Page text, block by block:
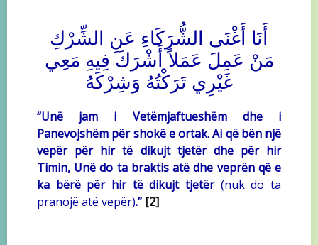
أَنَا أَغْنَى الشُّرَكَاءِ عَنِ الشِّرْكِ
مَنْ عَمِلَ عَمَلاً أَشْرَكَ فِيهِ مَعِي
غَيْرِي تَرَكْتُهُ وَشِرْكَهُ
“Unë jam i Vetëmjaftueshëm dhe i
Panevojshëm për shokë e ortak. Ai që bën një
vepër për hir të dikujt tjetër dhe për hir
Timin, Unë do ta braktis atë dhe veprën që e
ka bërë për hir të dikujt tjetër (nuk do ta
pranojë atë vepër).” [2]